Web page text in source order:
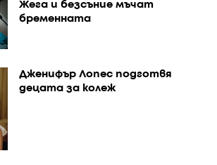
Жега и безсъние мъчат
бременната
Дженифър Лопес подготвя
децата за колеж